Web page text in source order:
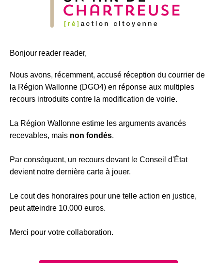
Bonjour reader reader,
Nous avons, récemment, accusé réception du courrier de
la Région Wallonne (DGO4) en réponse aux multiples
recours introduits contre la modification de voirie.
La Région Wallonne estime les arguments avancés
recevables, mais non fondés.
Par conséquent, un recours devant le Conseil d'État
devient notre dernière carte à jouer.
Le cout des honoraires pour une telle action en justice,
peut atteindre 10.000 euros.
Merci pour votre collaboration.